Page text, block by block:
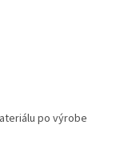
po výrobe